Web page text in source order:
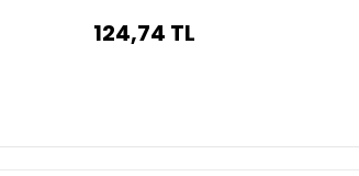
direksiyon kılıfı siyah dikiş
124,74 TL